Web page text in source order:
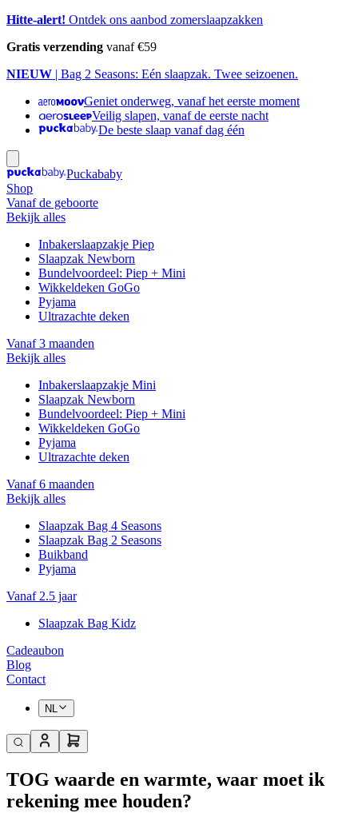
Hitte-alert! Ontdek ons aanbod zomerslaapzakken
Gratis verzending vanaf €59
NIEUW | Bag 2 Seasons: Eén slaapzak. Twee seizoenen.
Geniet onderweg, vanaf het eerste moment
Veilig slapen, vanaf de eerste nacht
De beste slaap vanaf dag één
Puckababy
Shop
Vanaf de geboorte
Bekijk alles
Inbakerslaapzakje Piep
Slaapzak Newborn
Bundelvoordeel: Piep + Mini
Wikkeldeken GoGo
Pyjama
Ultrazachte deken
Vanaf 3 maanden
Bekijk alles
Inbakerslaapzakje Mini
Slaapzak Newborn
Bundelvoordeel: Piep + Mini
Wikkeldeken GoGo
Pyjama
Ultrazachte deken
Vanaf 6 maanden
Bekijk alles
Slaapzak Bag 4 Seasons
Slaapzak Bag 2 Seasons
Buikband
Pyjama
Vanaf 2.5 jaar
Slaapzak Bag Kidz
Cadeaubon
Blog
Contact
NL
TOG waarde en warmte, waar moet ik
rekening mee houden?